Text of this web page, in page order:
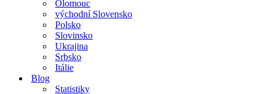
Olomouc
východní Slovensko
Polsko
Slovinsko
Ukrajina
Srbsko
Itálie
Blog
Statistiky